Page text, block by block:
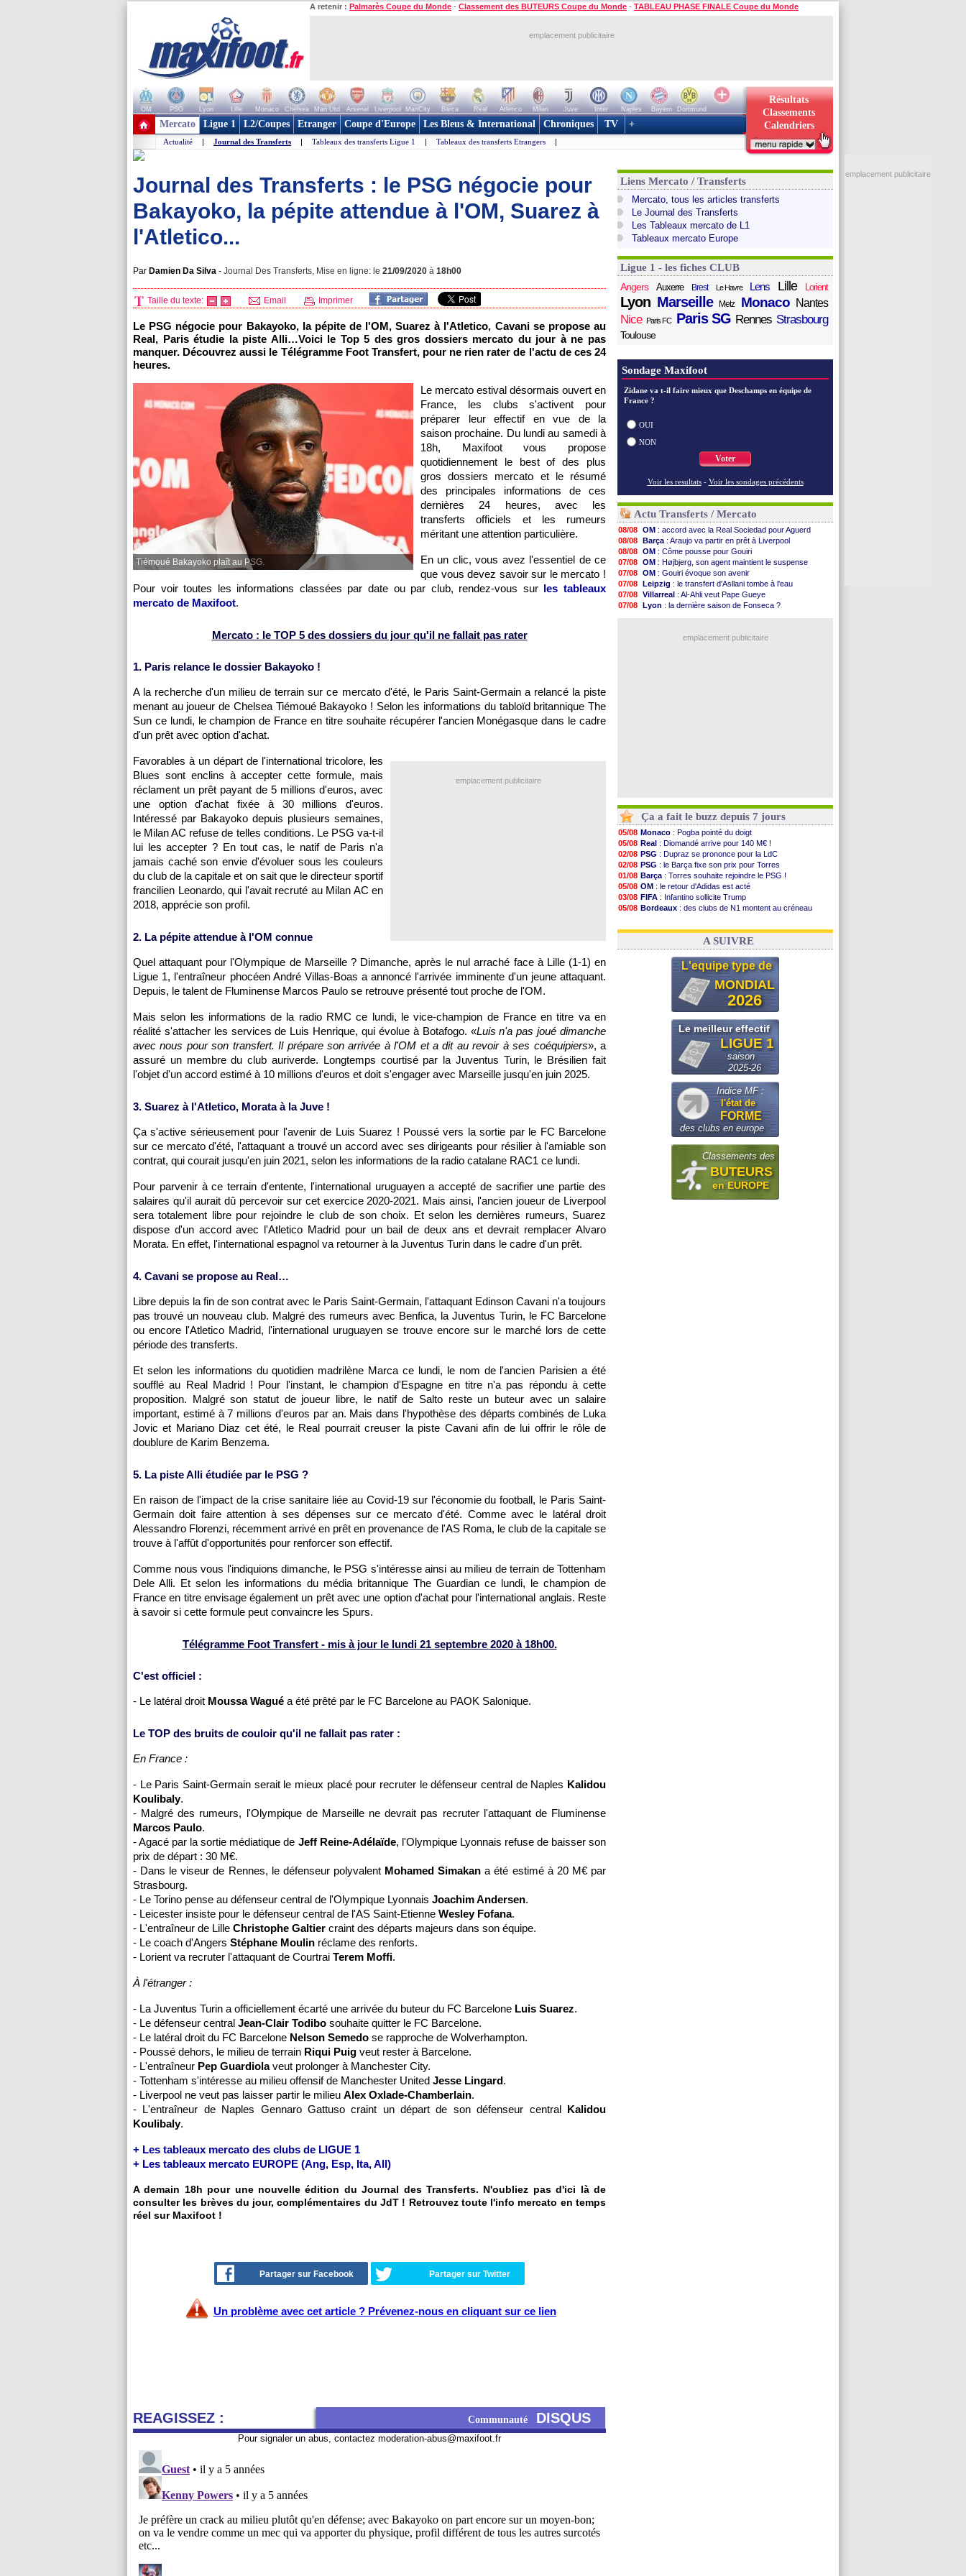
A retenir : Palmarès Coupe du Monde - Classement des BUTEURS Coupe du Monde - TABLEAU PHASE FINALE Coupe du Monde
emplacement publicitaire
OM PSG Lyon Lille Monaco Chelsea Man Utd Arsenal Liverpool ManCity Barca Real Atletico Milan Juve Inter Naples Bayern
Dortmund
+ de clubs
Résultats
Classements
Calendriers
Mercato Ligue 1 L2/Coupes Etranger Coupe d'Europe Les Bleus & International Chroniques TV +
Actualité | Journal des Transferts | Tableaux des transferts Ligue 1 | Tableaux des transferts Etrangers |
Journal des Transferts : le PSG négocie pour
Bakayoko, la pépite attendue à l'OM, Suarez à
l'Atletico...
Par Damien Da Silva - Journal Des Transferts, Mise en ligne: le 21/09/2020 à 18h00
Taille du texte: Email Imprimer
Le PSG négocie pour Bakayoko, la pépite de l'OM, Suarez à l'Atletico, Cavani se propose au
Real, Paris étudie la piste Alli…Voici le Top 5 des gros dossiers mercato du jour à ne pas
manquer. Découvrez aussi le Télégramme Foot Transfert, pour ne rien rater de l'actu de ces 24
heures.
Tiémoué Bakayoko plaît au PSG.
Le mercato estival désormais ouvert en
France, les clubs s'activent pour
préparer leur effectif en vue de la
saison prochaine. Du lundi au samedi à
18h, Maxifoot vous propose
quotidiennement le best of des plus
gros dossiers mercato et le résumé
des principales informations de ces
dernières 24 heures, avec les
transferts officiels et les rumeurs
méritant une attention particulière.
En un clic, vous avez l'essentiel de ce
que vous devez savoir sur le mercato !
Pour voir toutes les informations classées par date ou par club, rendez-vous sur les tableaux
mercato de Maxifoot.
Mercato : le TOP 5 des dossiers du jour qu'il ne fallait pas rater
1. Paris relance le dossier Bakayoko !
A la recherche d'un milieu de terrain sur ce mercato d'été, le Paris Saint-Germain a relancé la piste
menant au joueur de Chelsea Tiémoué Bakayoko ! Selon les informations du tabloïd britannique The
Sun ce lundi, le champion de France en titre souhaite récupérer l'ancien Monégasque dans le cadre
d'un prêt avec option d'achat.
emplacement publicitaire
Favorables à un départ de l'international tricolore, les
Blues sont enclins à accepter cette formule, mais
réclament un prêt payant de 5 millions d'euros, avec
une option d'achat fixée à 30 millions d'euros.
Intéressé par Bakayoko depuis plusieurs semaines,
le Milan AC refuse de telles conditions. Le PSG va-t-il
lui les accepter ? En tout cas, le natif de Paris n'a
jamais caché son envie d'évoluer sous les couleurs
du club de la capitale et on sait que le directeur sportif
francilien Leonardo, qui l'avait recruté au Milan AC en
2018, apprécie son profil.
2. La pépite attendue à l'OM connue
Quel attaquant pour l'Olympique de Marseille ? Dimanche, après le nul arraché face à Lille (1-1) en
Ligue 1, l'entraîneur phocéen André Villas-Boas a annoncé l'arrivée imminente d'un jeune attaquant.
Depuis, le talent de Fluminense Marcos Paulo se retrouve présenté tout proche de l'OM.
Mais selon les informations de la radio RMC ce lundi, le vice-champion de France en titre va en
réalité s'attacher les services de Luis Henrique, qui évolue à Botafogo. «Luis n'a pas joué dimanche
avec nous pour son transfert. Il prépare son arrivée à l'OM et a dit au revoir à ses coéquipiers», a
assuré un membre du club auriverde. Longtemps courtisé par la Juventus Turin, le Brésilien fait
l'objet d'un accord estimé à 10 millions d'euros et doit s'engager avec Marseille jusqu'en juin 2025.
3. Suarez à l'Atletico, Morata à la Juve !
Ça s'active sérieusement pour l'avenir de Luis Suarez ! Poussé vers la sortie par le FC Barcelone
sur ce mercato d'été, l'attaquant a trouvé un accord avec ses dirigeants pour résilier à l'amiable son
contrat, qui courait jusqu'en juin 2021, selon les informations de la radio catalane RAC1 ce lundi.
Pour parvenir à ce terrain d'entente, l'international uruguayen a accepté de sacrifier une partie des
salaires qu'il aurait dû percevoir sur cet exercice 2020-2021. Mais ainsi, l'ancien joueur de Liverpool
sera totalement libre pour rejoindre le club de son choix. Et selon les dernières rumeurs, Suarez
dispose d'un accord avec l'Atletico Madrid pour un bail de deux ans et devrait remplacer Alvaro
Morata. En effet, l'international espagnol va retourner à la Juventus Turin dans le cadre d'un prêt.
4. Cavani se propose au Real…
Libre depuis la fin de son contrat avec le Paris Saint-Germain, l'attaquant Edinson Cavani n'a toujours
pas trouvé un nouveau club. Malgré des rumeurs avec Benfica, la Juventus Turin, le FC Barcelone
ou encore l'Atletico Madrid, l'international uruguayen se trouve encore sur le marché lors de cette
période des transferts.
Et selon les informations du quotidien madrilène Marca ce lundi, le nom de l'ancien Parisien a été
soufflé au Real Madrid ! Pour l'instant, le champion d'Espagne en titre n'a pas répondu à cette
proposition. Malgré son statut de joueur libre, le natif de Salto reste un buteur avec un salaire
important, estimé à 7 millions d'euros par an. Mais dans l'hypothèse des départs combinés de Luka
Jovic et Mariano Diaz cet été, le Real pourrait creuser la piste Cavani afin de lui offrir le rôle de
doublure de Karim Benzema.
5. La piste Alli étudiée par le PSG ?
En raison de l'impact de la crise sanitaire liée au Covid-19 sur l'économie du football, le Paris Saint-
Germain doit faire attention à ses dépenses sur ce mercato d'été. Comme avec le latéral droit
Alessandro Florenzi, récemment arrivé en prêt en provenance de l'AS Roma, le club de la capitale se
trouve à l'affût d'opportunités pour renforcer son effectif.
Comme nous vous l'indiquions dimanche, le PSG s'intéresse ainsi au milieu de terrain de Tottenham
Dele Alli. Et selon les informations du média britannique The Guardian ce lundi, le champion de
France en titre envisage également un prêt avec une option d'achat pour l'international anglais. Reste
à savoir si cette formule peut convaincre les Spurs.
Télégramme Foot Transfert - mis à jour le lundi 21 septembre 2020 à 18h00.
C'est officiel :
- Le latéral droit Moussa Wagué a été prêté par le FC Barcelone au PAOK Salonique.
Le TOP des bruits de couloir qu'il ne fallait pas rater :
En France :
- Le Paris Saint-Germain serait le mieux placé pour recruter le défenseur central de Naples Kalidou
Koulibaly.
- Malgré des rumeurs, l'Olympique de Marseille ne devrait pas recruter l'attaquant de Fluminense
Marcos Paulo.
- Agacé par la sortie médiatique de Jeff Reine-Adélaïde, l'Olympique Lyonnais refuse de baisser son
prix de départ : 30 M€.
- Dans le viseur de Rennes, le défenseur polyvalent Mohamed Simakan a été estimé à 20 M€ par
Strasbourg.
- Le Torino pense au défenseur central de l'Olympique Lyonnais Joachim Andersen.
- Leicester insiste pour le défenseur central de l'AS Saint-Etienne Wesley Fofana.
- L'entraîneur de Lille Christophe Galtier craint des départs majeurs dans son équipe.
- Le coach d'Angers Stéphane Moulin réclame des renforts.
- Lorient va recruter l'attaquant de Courtrai Terem Moffi.
À l'étranger :
- La Juventus Turin a officiellement écarté une arrivée du buteur du FC Barcelone Luis Suarez.
- Le défenseur central Jean-Clair Todibo souhaite quitter le FC Barcelone.
- Le latéral droit du FC Barcelone Nelson Semedo se rapproche de Wolverhampton.
- Poussé dehors, le milieu de terrain Riqui Puig veut rester à Barcelone.
- L'entraîneur Pep Guardiolaveut prolonger à Manchester City.
- Tottenham s'intéresse au milieu offensif de Manchester United Jesse Lingard.
- Liverpool ne veut pas laisser partir le milieu Alex Oxlade-Chamberlain.
- L'entraîneur de Naples Gennaro Gattuso craint un départ de son défenseur central Kalidou
Koulibaly.
+ Les tableaux mercato des clubs de LIGUE 1
+ Les tableaux mercato EUROPE (Ang, Esp, Ita, All)
A demain 18h pour une nouvelle édition du Journal des Transferts. N'oubliez pas d'ici là de
consulter les brèves du jour, complémentaires du JdT ! Retrouvez toute l'info mercato en temps
réel sur Maxifoot !
Partager sur Facebook Partager sur Twitter
Un problème avec cet article ? Prévenez-nous en cliquant sur ce lien
REAGISSEZ : Communauté DISQUS
Pour signaler un abus, contactez moderation-abus@maxifoot.fr
Liens Mercato / Transferts
Mercato, tous les articles transferts
Le Journal des Transferts
Les Tableaux mercato de L1
Tableaux mercato Europe
Ligue 1 - les fiches CLUB
Angers
Auxerre Brest Le Havre Lens Lille Lorient
Lyon Marseille Metz Monaco Nantes
Nice Paris FC Paris SG Rennes Strasbourg
Toulouse
Sondage Maxifoot
Zidane va t-il faire mieux que Deschamps en équipe de
France ?
OUI
NON
Voter
Voir les resultats - Voir les sondages précédents
Actu Transferts / Mercato
08/08 OM : accord avec la Real Sociedad pour Aguerd
08/08 Barça : Araujo va partir en prêt à Liverpool
08/08 OM : Côme pousse pour Gouiri
07/08 OM : Højbjerg, son agent maintient le suspense
07/08 OM : Gouiri évoque son avenir
07/08 Leipzig : le transfert d'Asllani tombe à l'eau
07/08 Villarreal : Al-Ahli veut Pape Gueye
07/08 Lyon : la dernière saison de Fonseca ?
: Kevin Carlos va partir en Italie
emplacement publicitaire
Ça a fait le buzz depuis 7 jours
05/08 Monaco : Pogba pointé du doigt
05/08 Real : Diomandé arrive pour 140 M€ !
02/08 PSG : Dupraz se prononce pour la LdC
02/08 PSG : le Barça fixe son prix pour Torres
01/08 Barça : Torres souhaite rejoindre le PSG !
05/08 OM : le retour d'Adidas est acté
03/08 FIFA : Infantino sollicite Trump
05/08 Bordeaux : des clubs de N1 montent au créneau
03/08 Real: le démenti de Leipzig pour Diomandé
A SUIVRE
L'equipe type de
MONDIAL
2026
Le meilleur effectif
LIGUE 1
saison
2025-26
Indice MF :
l'état de
FORME
des clubs en europe
Classements des
BUTEURS
en EUROPE
emplacement publicitaire